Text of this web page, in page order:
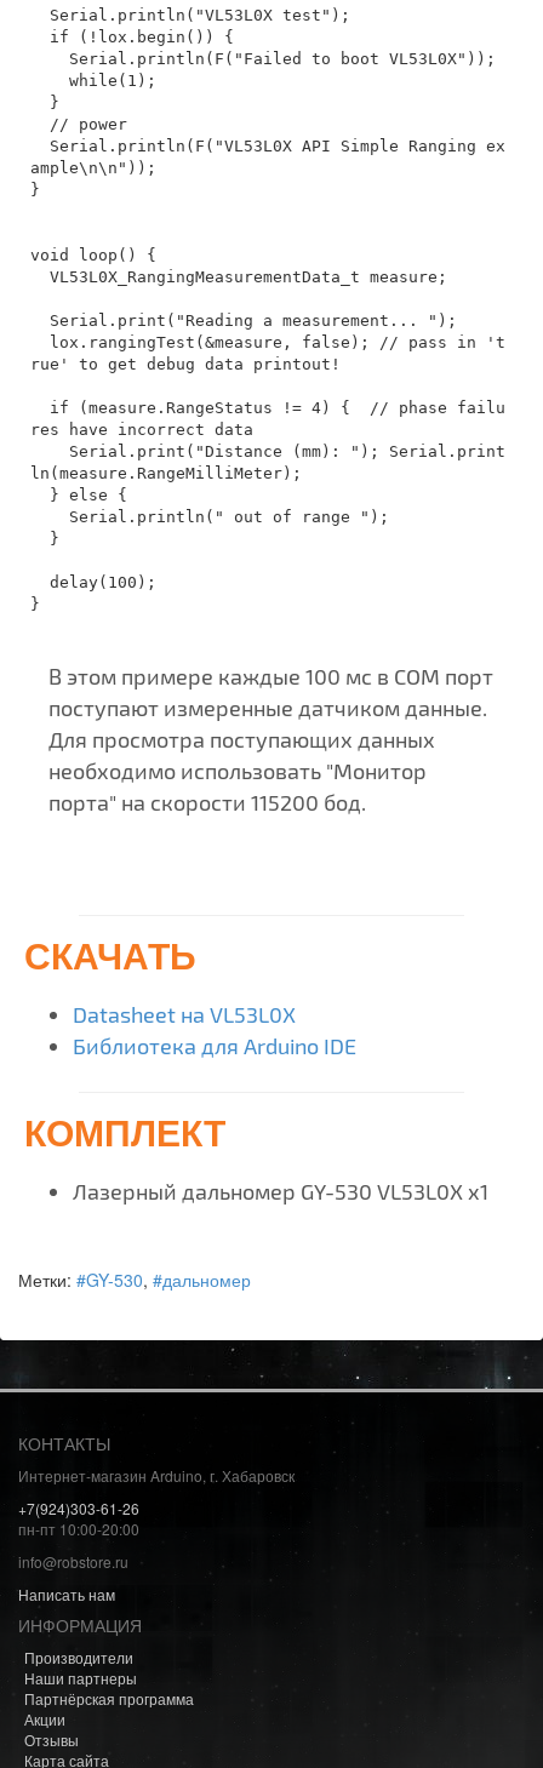
ample\n\n"));
}
void loop() {
rue' to get debug data printout!
res have incorrect data
ln(measure.RangeMilliMeter);
}
В этом примере каждые 100 мс в COM порт
поступают измеренные датчиком данные.
Для просмотра поступающих данных
необходимо использовать "Монитор
порта" на скорости 115200 бод.
СКАЧАТЬ
Datasheet на VL53L0X
Библиотека для Arduino IDE
КОМПЛЕКТ
Лазерный дальномер GY-530 VL53L0X х1
Метки: #GY-530, #дальномер
КОНТАКТЫ
Интернет-магазин Arduino, г. Хабаровск
+7(924)303-61-26
пн-пт 10:00-20:00
info@robstore.ru
Написать нам
ИНФОРМАЦИЯ
Производители
Наши партнеры
Партнёрская программа
Акции
Отзывы
Карта сайта